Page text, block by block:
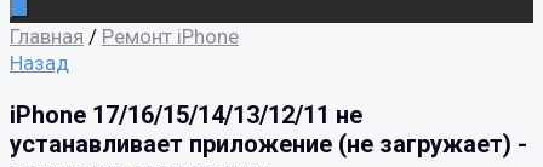
Главная / Ремонт iPhone
Назад
iPhone 17/16/15/14/13/12/11 не
устанавливает приложение (не загружает) -